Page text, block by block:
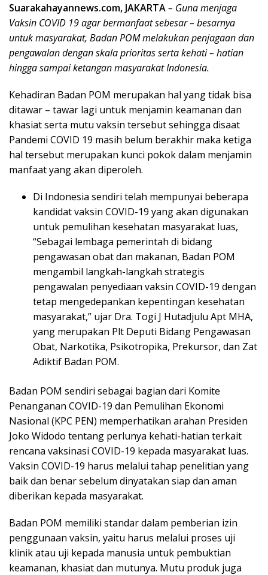
Suarakahayannews.com, JAKARTA– Guna menjaga
Vaksin COVID 19 agar bermanfaat sebesar – besarnya
untuk masyarakat, Badan POM melakukan penjagaan dan
pengawalan dengan skala prioritas serta kehati – hatian
hingga sampai ketangan masyarakat Indonesia.
Kehadiran Badan POM merupakan hal yang tidak bisa
ditawar – tawar lagi untuk menjamin keamanan dan
khasiat serta mutu vaksin tersebut sehingga disaat
Pandemi COVID 19 masih belum berakhir maka ketiga
hal tersebut merupakan kunci pokok dalam menjamin
manfaat yang akan diperoleh.
Di Indonesia sendiri telah mempunyai beberapa
kandidat vaksin COVID-19 yang akan digunakan
untuk pemulihan kesehatan masyarakat luas,
“Sebagai lembaga pemerintah di bidang
pengawasan obat dan makanan, Badan POM
mengambil langkah-langkah strategis
pengawalan penyediaan vaksin COVID-19 dengan
tetap mengedepankan kepentingan kesehatan
masyarakat,” ujar Dra. Togi J Hutadjulu Apt MHA,
yang merupakan Plt Deputi Bidang Pengawasan
Obat, Narkotika, Psikotropika, Prekursor, dan Zat
Adiktif Badan POM.
Badan POM sendiri sebagai bagian dari Komite
Penanganan COVID-19 dan Pemulihan Ekonomi
Nasional (KPC PEN) memperhatikan arahan Presiden
Joko Widodo tentang perlunya kehati-hatian terkait
rencana vaksinasi COVID-19 kepada masyarakat luas.
Vaksin COVID-19 harus melalui tahap penelitian yang
baik dan benar sebelum dinyatakan siap dan aman
diberikan kepada masyarakat.
Badan POM memiliki standar dalam pemberian izin
penggunaan vaksin, yaitu harus melalui proses uji
klinik atau uji kepada manusia untuk pembuktian
keamanan, khasiat dan mutunya. Mutu produk juga